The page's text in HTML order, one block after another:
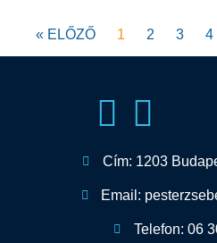
« ELŐZŐ 1 2 3 4
Cím: 1203
Email:
Telefon: 06